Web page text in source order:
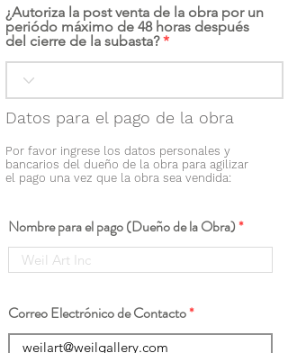
¿Autoriza la post venta de la obra por un
periódo máximo de 48 horas después
del cierre de la subasta?
Datos para el pago de la obra
Por favor ingrese los datos personales y
bancarios del dueño de la obra para agilizar
el pago una vez que la obra sea vendida:
Nombre para el pago (Dueño de la Obra)
Correo Electrónico de Contacto